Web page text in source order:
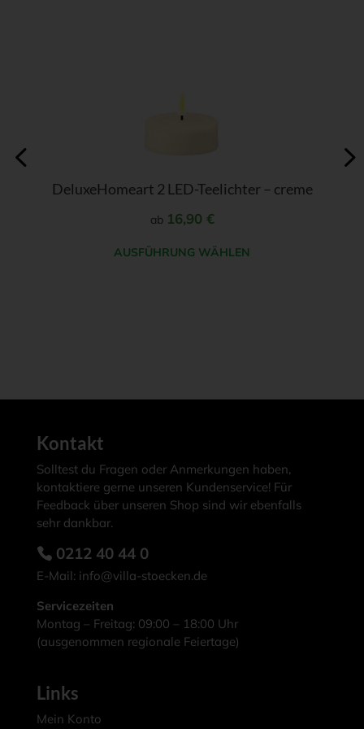
DeluxeHomeart 2 LED-Teelichter – creme
ab 16,90 €
AUSFÜHRUNG WÄHLEN
Optionen
Produktseite
gewählt
werden
auf
Produktseite
Kontakt
Solltest du Fragen oder Anmerkungen haben,
kontaktiere gerne unseren Kundenservice! Für
Feedback über unseren Shop sind wir ebenfalls
sehr dankbar.
0212 40 44 0
E-Mail: info@villa-stoecken.de
Servicezeiten
Montag – Freitag: 09:00 – 18:00 Uhr
(ausgenommen regionale Feiertage)
Links
Mein Konto